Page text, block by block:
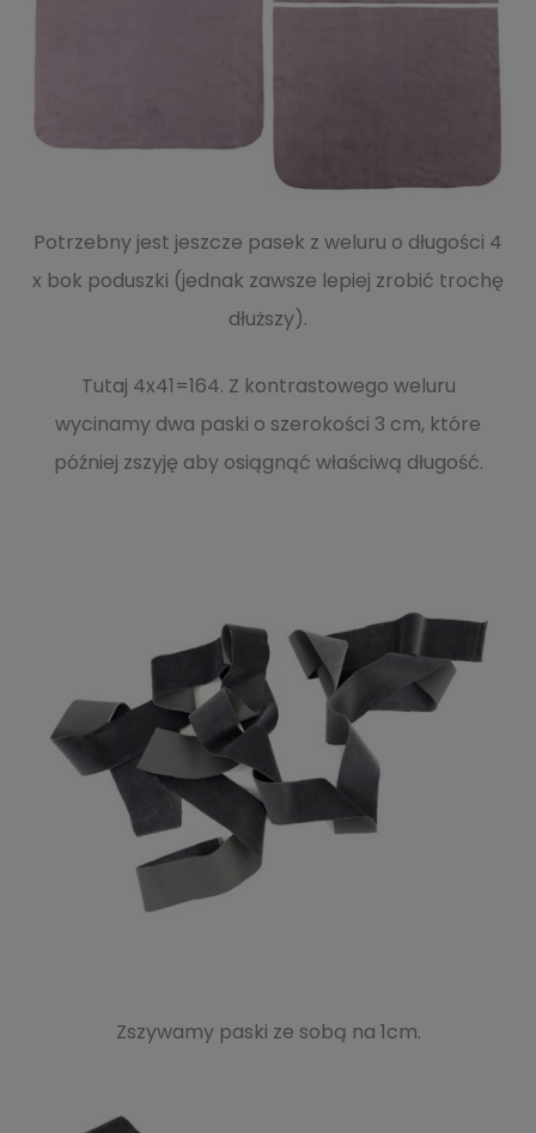
Potrzebny jest jeszcze pasek z weluru o długości 4
x bok poduszki (jednak zawsze lepiej zrobić trochę
dłuższy).
Tutaj 4x41=164. Z kontrastowego weluru
wycinamy dwa paski o szerokości 3 cm, które
później zszyję aby osiągnąć właściwą długość.
Zszywamy paski ze sobą na 1cm.